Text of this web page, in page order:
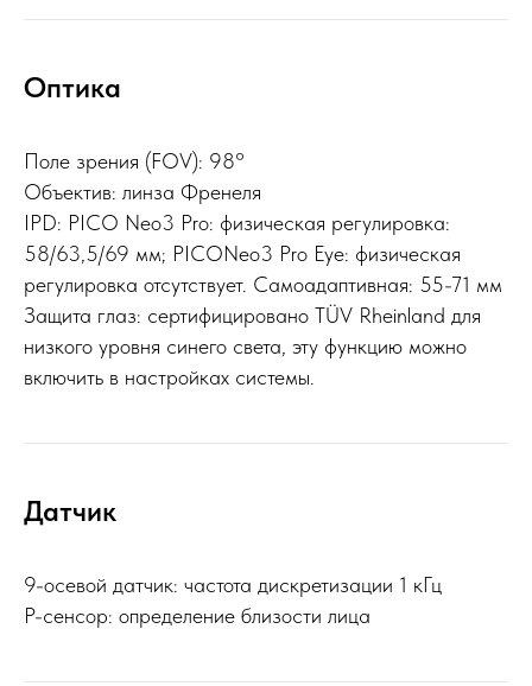
Оптика
Поле зрения (FOV): 98°
Объектив: линза Френеля
IPD: PICO Neo3 Pro: физическая регулировка:
58/63,5/69 мм; PICONeo3 Pro Eye: физическая
регулировка отсутствует. Самоадаптивная: 55-71 мм
Защита глаз: сертифицировано TÜV Rheinland для
низкого уровня синего света, эту функцию можно
включить в настройках системы.
Датчик
9-осевой датчик: частота дискретизации 1 кГц
P-сенсор: определение близости лица